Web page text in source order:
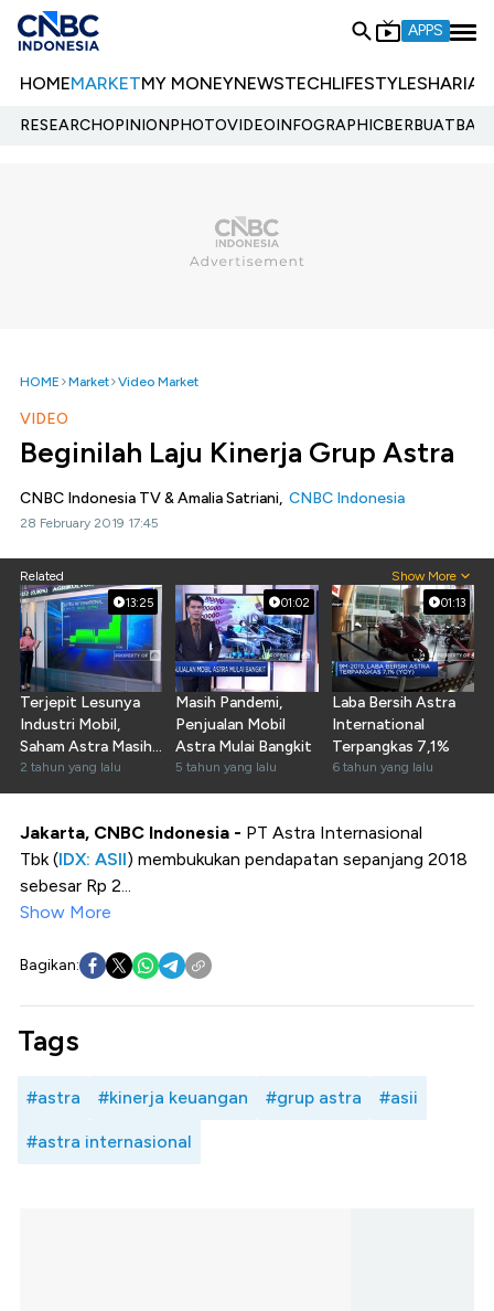
APPS
HOMEMARKETMY MONEYNEWSTECHLIFESTYLESHARIA
RESEARCHOPINIONPHOTOVIDEOINFOGRAPHIC
HOME Market Video Market
VIDEO
Beginilah Laju Kinerja Grup Astra
CNBC Indonesia TV & Amalia Satriani, CNBC Indonesia
28 February 2019 17:45
Related Show More
13:25
Terjepit Lesunya
Industri Mobil,
Saham Astra Masih
Layak Koleksi?
2 tahun yang lalu
01:02
Masih Pandemi,
Penjualan Mobil
Astra Mulai Bangkit
5 tahun yang lalu
01:13
Laba Bersih Astra
International
Terpangkas 7,1%
6 tahun yang lalu
Jakarta, CNBC Indonesia - PT Astra Internasional
Tbk (IDX: ASII) membukukan pendapatan sepanjang 2018
sebesar Rp 2...
Show More
Bagikan:
Tags
#astra #kinerja keuangan #grup astra #asii
#astra internasional